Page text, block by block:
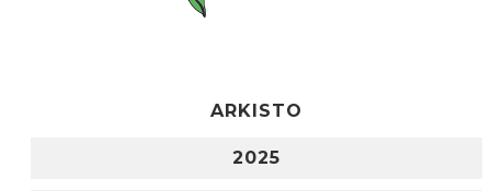
ARKISTO
2025